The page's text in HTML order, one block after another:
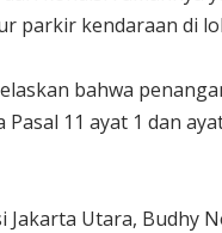
parkir kendaraan di
bahwa
11 ayat 1 dan
Jakarta Utara, Budhy